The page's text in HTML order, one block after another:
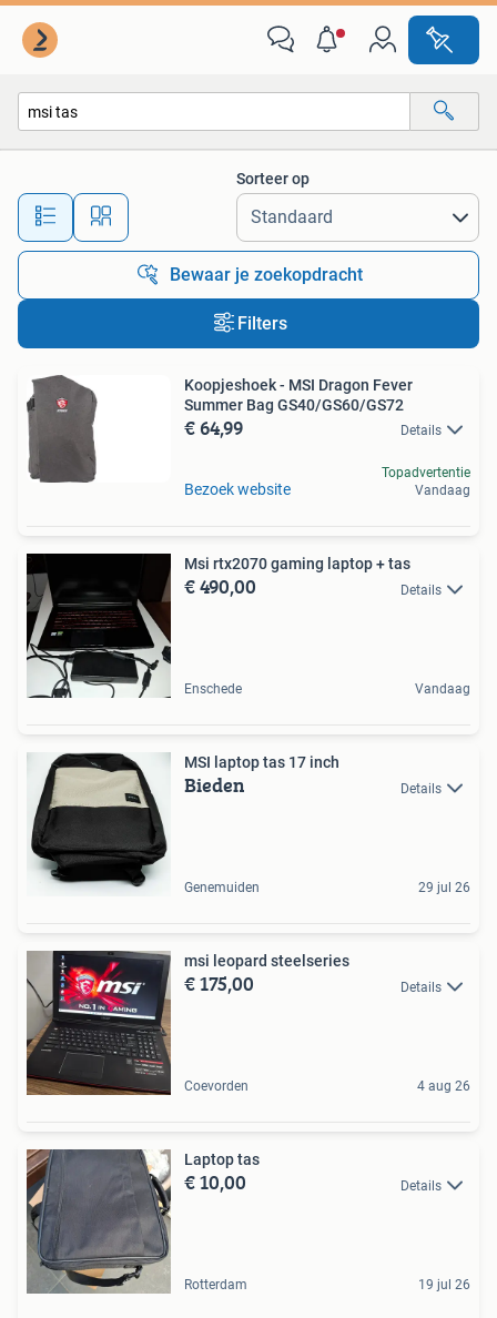
Alle afstanden…
Sorteer op
Bewaar je zoekopdracht
Filters
Koopjeshoek - MSI Dragon Fever
Summer Bag GS40/GS60/GS72
€ 64,99 Details
Bezoek website
Topadvertentie
Vandaag
Msi rtx2070 gaming laptop + tas
€ 490,00 Details
Enschede Vandaag
MSI laptop tas 17 inch
Bieden Details
Genemuiden 29 jul 26
msi leopard steelseries
€ 175,00 Details
Coevorden 4 aug 26
Laptop tas
€ 10,00 Details
Rotterdam 19 jul 26